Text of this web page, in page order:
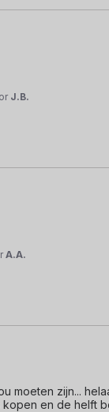
J.B.
A.A.
moeten zijn...
en de helft